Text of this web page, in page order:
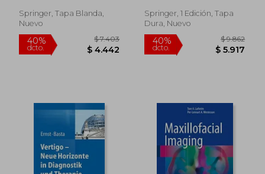
Springer, Tapa Blanda,
Nuevo
Springer, 1 Edición, Tapa
Dura, Nuevo